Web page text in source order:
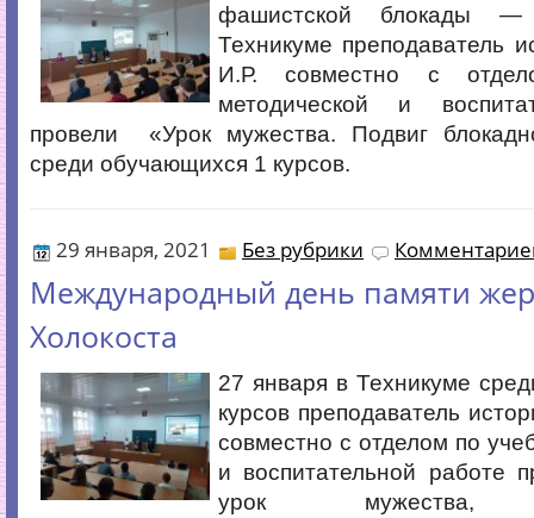
фашистской блокады
Техникуме преподаватель
И.Р. совместно с
методической и
провели «Урок мужества. Подвиг
среди обучающихся 1 курсов.
29 января, 2021 Без рубрики
Международный день памяти
Холокоста
27 января в Техникуме
курсов преподаватель
совместно с отделом по
и воспитательной работе
урок мужества,